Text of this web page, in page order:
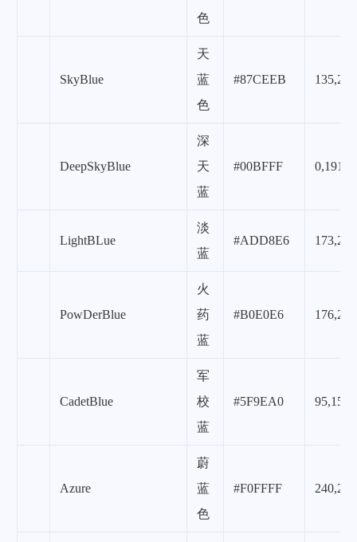
色
SkyBlue
天
蓝
色
#87CEEB
DeepSkyBlue
深
天
蓝
#00BFFF
LightBLue
淡
蓝
#ADD8E6
PowDerBlue
火
药
蓝
#B0E0E6
CadetBlue
军
校
蓝
#5F9EA0
Azure
蔚
蓝
色
#F0FFFF